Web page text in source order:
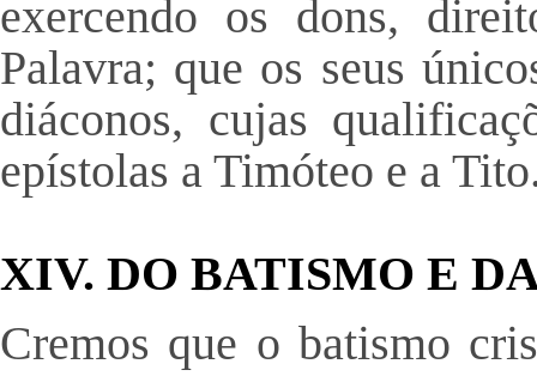
exercendo os dons,
Palavra; que os seus
diáconos, cujas
epístolas a Timóteo e a
XIV. DO BATISMO E
Cremos que o batismo